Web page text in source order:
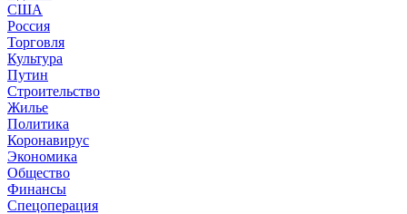
США
Россия
Торговля
Культура
Путин
Строительство
Жилье
Политика
Коронавирус
Экономика
Общество
Финансы
Спецоперация